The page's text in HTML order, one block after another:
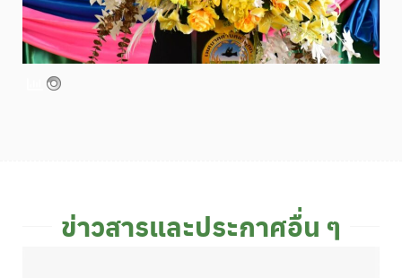
ข่าวสารและประกาศอื่น ๆ